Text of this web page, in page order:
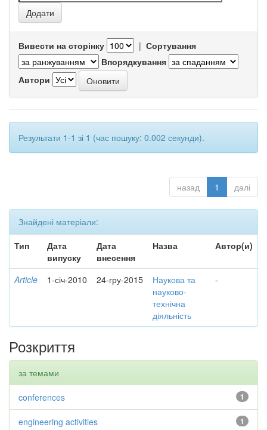
Вивести на сторінку | Сортування
Впорядкування
Автори
Результати 1-1 зі 1 (час пошуку: 0.002 секунди).
назад 1 далі
Знайдені матеріали:
Тип
Дата
випуску
Дата
внесення
Назва Автор(и)
Article 1-січ-2010 24-гру-2015
Наукова та
науково-
технічна
діяльність
-
Розкриття
за темами
1
conferences
1
engineering activities